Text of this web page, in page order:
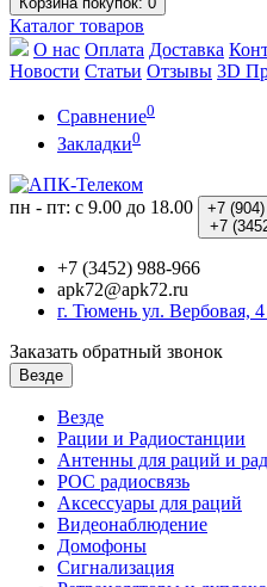
Каталог товаров
О нас Оплата Доставка
Новости Статьи Отзывы 3D
Сравнение0
Закладки0
пн - пт: с 9.00 до 18.00 +7 (904)
+7
+7 (3452) 988-966
apk72@apk72.ru
г. Тюмень ул. Вербовая,
Заказать обратный звонок
Везде
Везде
Рации и Радиостанции
Антенны для раций и
POC радиосвязь
Аксессуары для раций
Видеонаблюдение
Домофоны
Сигнализация